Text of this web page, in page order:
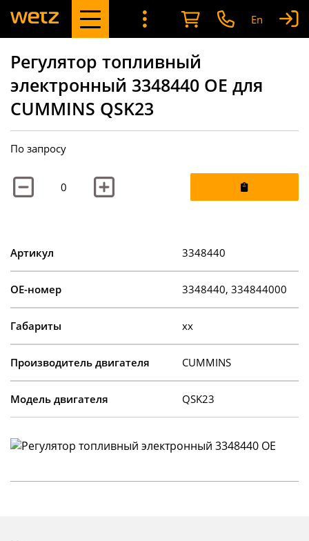
En
Регулятор топливный
электронный 3348440 OE для
CUMMINS QSK23
По запросу
Артикул 3348440
OE-номер 3348440, 334844000
Габариты xx
Производитель двигателя CUMMINS
Модель двигателя QSK23